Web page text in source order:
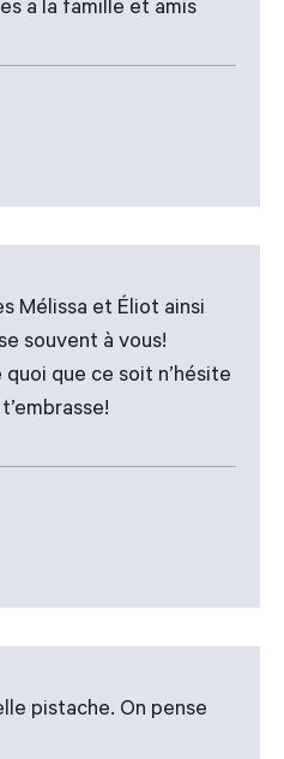
a la famille et amis
Mélissa et Éliot ainsi
souvent à vous!
que ce soit n’hésite
pistache. On pense